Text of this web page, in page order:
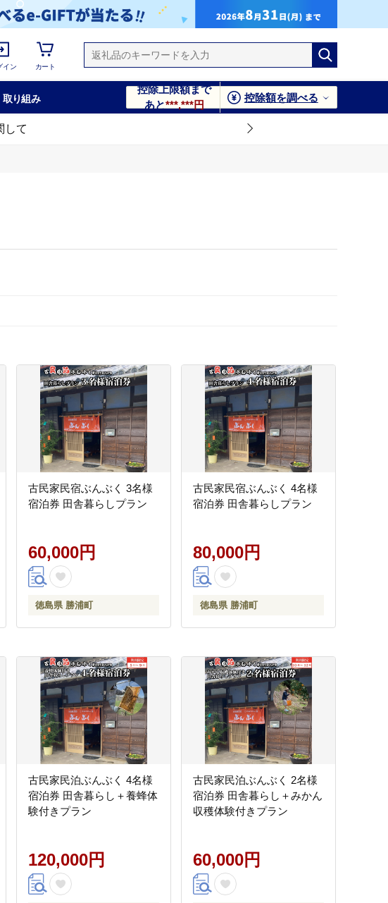
イン カート
取り組み
控除上限額まで
あと***,***円
控除額を調べる
して
古民家民宿ぶんぶく 3名様
宿泊券 田舎暮らしプラン
60,000円
徳島県 勝浦町
古民家民宿ぶんぶく 4名様
宿泊券 田舎暮らしプラン
80,000円
徳島県 勝浦町
古民家民泊ぶんぶく 4名様
宿泊券 田舎暮らし＋養蜂体
験付きプラン
120,000円
古民家民泊ぶんぶく 2名様
宿泊券 田舎暮らし＋みかん
収穫体験付きプラン
60,000円